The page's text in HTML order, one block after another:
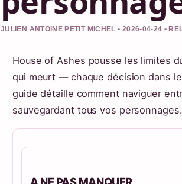
JULIEN ANTOINE PETIT MICHEL • 2026-04-24 •
House of Ashes pousse les limites
qui meurt — chaque décision dans
guide détaille comment naviguer
sauvegardant tous vos personnages.